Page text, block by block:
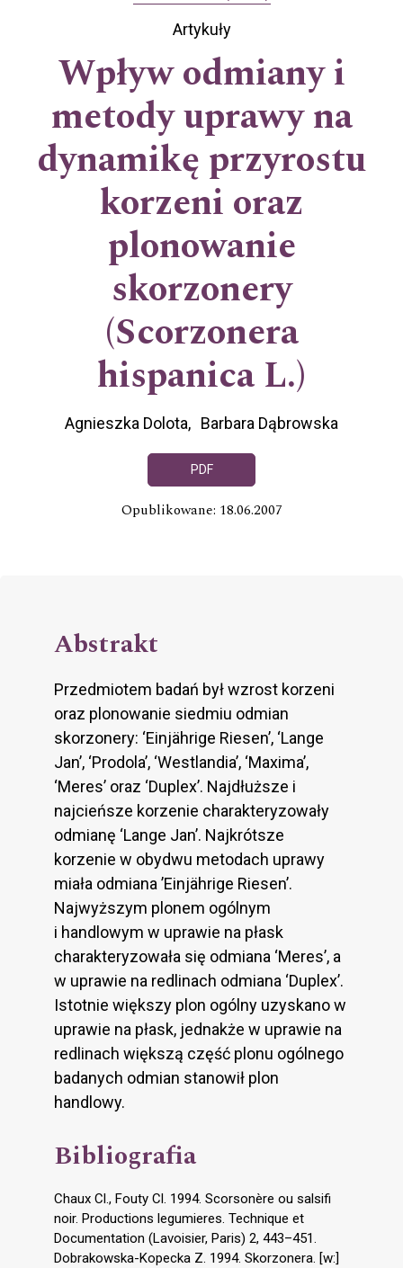
Artykuły
Wpływ odmiany i
metody uprawy na
dynamikę przyrostu
korzeni oraz
plonowanie
skorzonery
(Scorzonera
hispanica L.)
Agnieszka Dolota Barbara Dąbrowska
PDF
Opublikowane: 18.06.2007
Abstrakt
Przedmiotem badań był wzrost korzeni
oraz plonowanie siedmiu odmian
skorzonery: ‘Einjährige Riesen’, ‘Lange
Jan’, ‘Prodola’, ‘Westlandia’, ‘Maxima’,
‘Meres’ oraz ‘Duplex’. Najdłuższe i
najcieńsze korzenie charakteryzowały
odmianę ‘Lange Jan’. Najkrótsze
korzenie w obydwu metodach uprawy
miała odmiana ’Einjährige Riesen’.
Najwyższym plonem ogólnym
i handlowym w uprawie na płask
charakteryzowała się odmiana ‘Meres’, a
w uprawie na redlinach odmiana ‘Duplex’.
Istotnie większy plon ogólny uzyskano w
uprawie na płask, jednakże w uprawie na
redlinach większą część plonu ogólnego
badanych odmian stanowił plon
handlowy.
Bibliografia
Chaux Cl., Fouty Cl. 1994. Scorsonère ou salsifi
noir. Productions legumieres. Technique et
Documentation (Lavoisier, Paris) 2, 443–451.
Dobrakowska-Kopecka Z. 1994. Skorzonera. [w:]